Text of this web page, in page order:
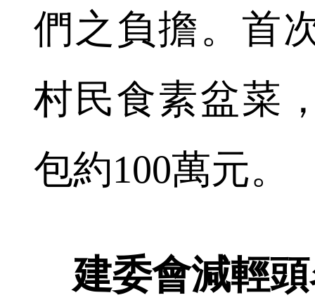
們之負擔。首
村民食素盆菜
包約100萬元
建委會減輕頭